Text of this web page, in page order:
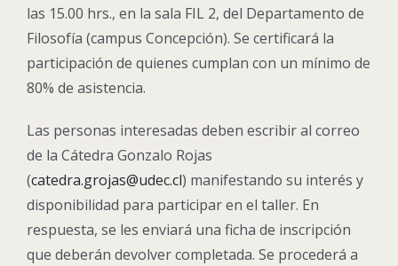
las 15.00 hrs., en la sala FIL 2, del Departamento de
Filosofía (campus Concepción). Se certificará la
participación de quienes cumplan con un mínimo de
80% de asistencia.
Las personas interesadas deben escribir al correo
de la Cátedra Gonzalo Rojas
(catedra.grojas@udec.cl) manifestando su interés y
disponibilidad para participar en el taller. En
respuesta, se les enviará una ficha de inscripción
que deberán devolver completada. Se procederá a